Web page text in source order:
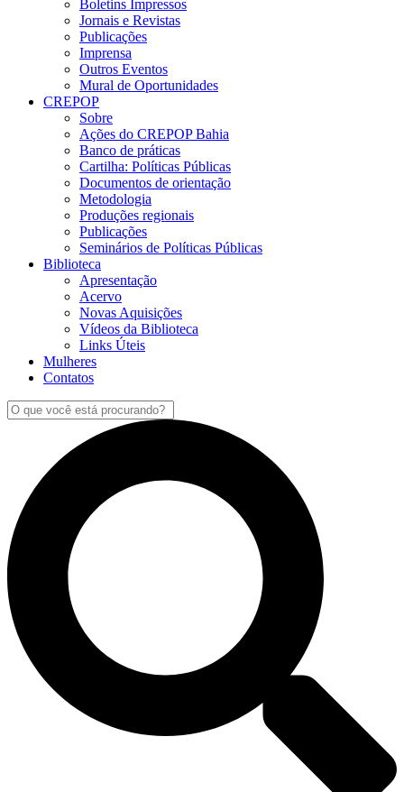
Boletins Impressos
Jornais e Revistas
Publicações
Imprensa
Outros Eventos
Mural de Oportunidades
CREPOP
Sobre
Ações do CREPOP Bahia
Banco de práticas
Cartilha: Políticas Públicas
Documentos de orientação
Metodologia
Produções regionais
Publicações
Seminários de Políticas Públicas
Biblioteca
Apresentação
Acervo
Novas Aquisições
Vídeos da Biblioteca
Links Úteis
Mulheres
Contatos